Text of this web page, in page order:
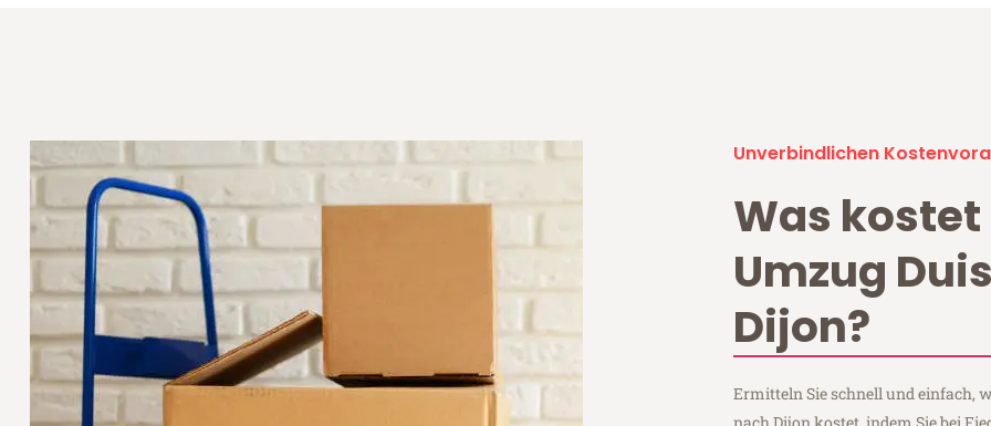
Unverbindlichen
Was kostet
Umzug
Dijon?
Ermitteln Sie schnell und einfach,